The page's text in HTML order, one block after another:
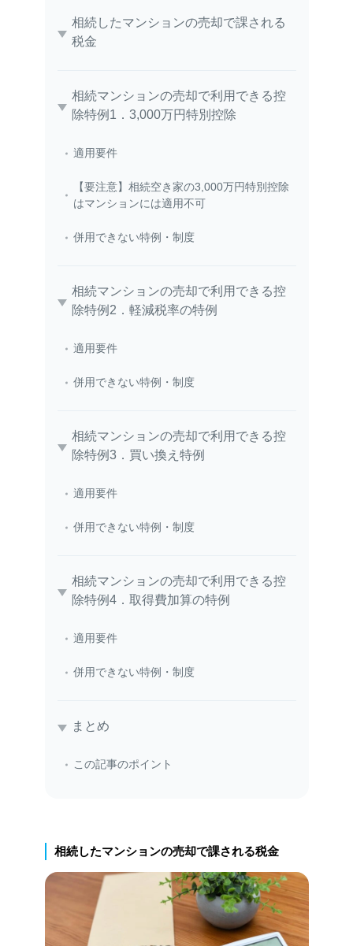
相続したマンションの売却で課される
税金
相続マンションの売却で利用できる控
除特例1．3,000万円特別控除
適用要件
【要注意】相続空き家の3,000万円特別控除
はマンションには適用不可
併用できない特例・制度
相続マンションの売却で利用できる控
除特例2．軽減税率の特例
適用要件
併用できない特例・制度
相続マンションの売却で利用できる控
除特例3．買い換え特例
適用要件
併用できない特例・制度
相続マンションの売却で利用できる控
除特例4．取得費加算の特例
適用要件
併用できない特例・制度
まとめ
この記事のポイント
相続したマンションの売却で課される税金